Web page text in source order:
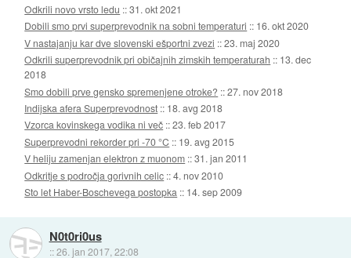
Odkrili novo vrsto ledu ::31. okt 2021
Dobili smo prvi superprevodnik na sobni temperaturi :: 16. okt 2020
V nastajanju kar dve slovenski ešportni zvezi ::23. maj 2020
Odkrili superprevodnik pri običajnih zimskih temperaturah :: 13. dec
2018
Smo dobili prve gensko spremenjene otroke? ::27. nov 2018
Indijska afera Superprevodnost :: 18. avg 2018
Vzorca kovinskega vodika ni več ::23. feb 2017
Superprevodni rekorder pri -70 °C :: 19. avg 2015
V heliju zamenjan elektron z muonom ::31. jan 2011
Odkritje s področja gorivnih celic ::4. nov 2010
Sto let Haber-Boschevega postopka :: 14. sep 2009
N0t0ri0us
::26. jan 2017, 22:08